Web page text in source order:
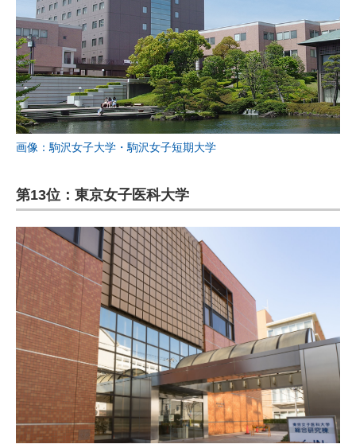
画像：駒沢女子大学・駒沢女子短期大学
第13位：東京女子医科大学